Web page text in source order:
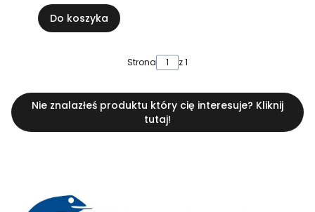
Do koszyka
Strona z 1
Nie znalazłeś produktu który cię interesuje? Kliknij
tutaj!